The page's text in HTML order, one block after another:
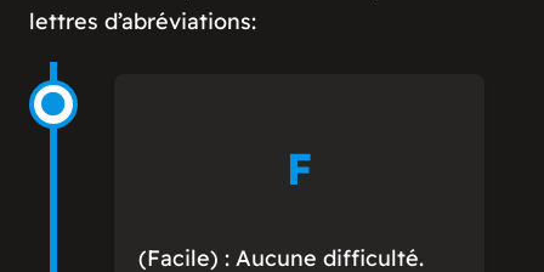
lettres d’abréviations:
F
(Facile) : Aucune difficulté.